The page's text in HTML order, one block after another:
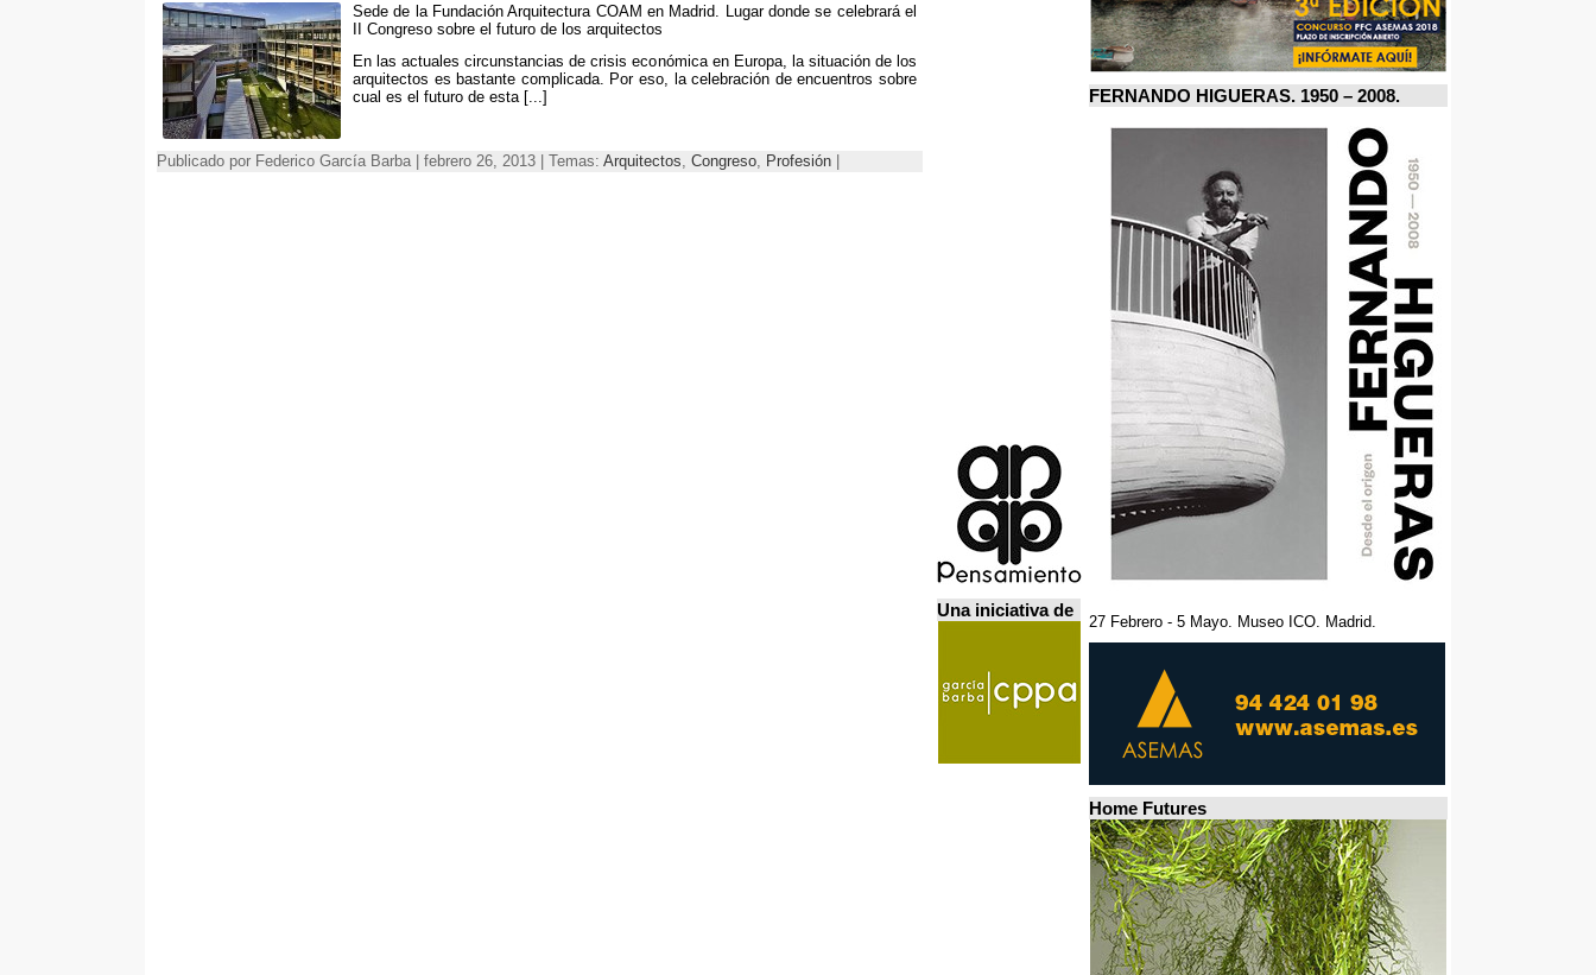
Sede de la Fundación Arquitectura COAM en Madrid. Lugar donde se celebrará el
II Congreso sobre el futuro de los arquitectos
En las actuales circunstancias de crisis económica en Europa, la situación de los
arquitectos es bastante complicada. Por eso, la celebración de encuentros sobre
cual es el futuro de esta [...]
Publicado por Federico García Barba | febrero 26, 2013 | Temas: Arquitectos Congreso Profesión |
Una iniciativa de
FERNANDO HIGUERAS. 1950 – 2008.
27 Febrero - 5 Mayo. Museo ICO. Madrid.
Home Futures